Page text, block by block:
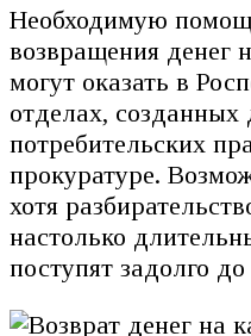
Необходимую
возвращения денег
могут оказать в
отделах,
потребительских
прокуратуре.
хотя
настолько
поступят задолго